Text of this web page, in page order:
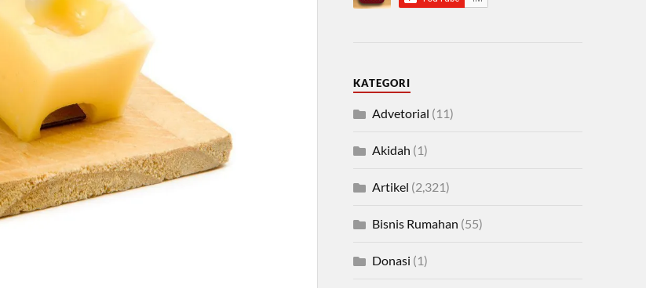
KATEGORI
Advetorial (11)
Akidah (1)
Artikel (2,321)
Bisnis Rumahan (55)
Donasi (1)